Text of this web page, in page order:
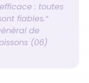
efficace : toutes
fiables.”
de
(06)